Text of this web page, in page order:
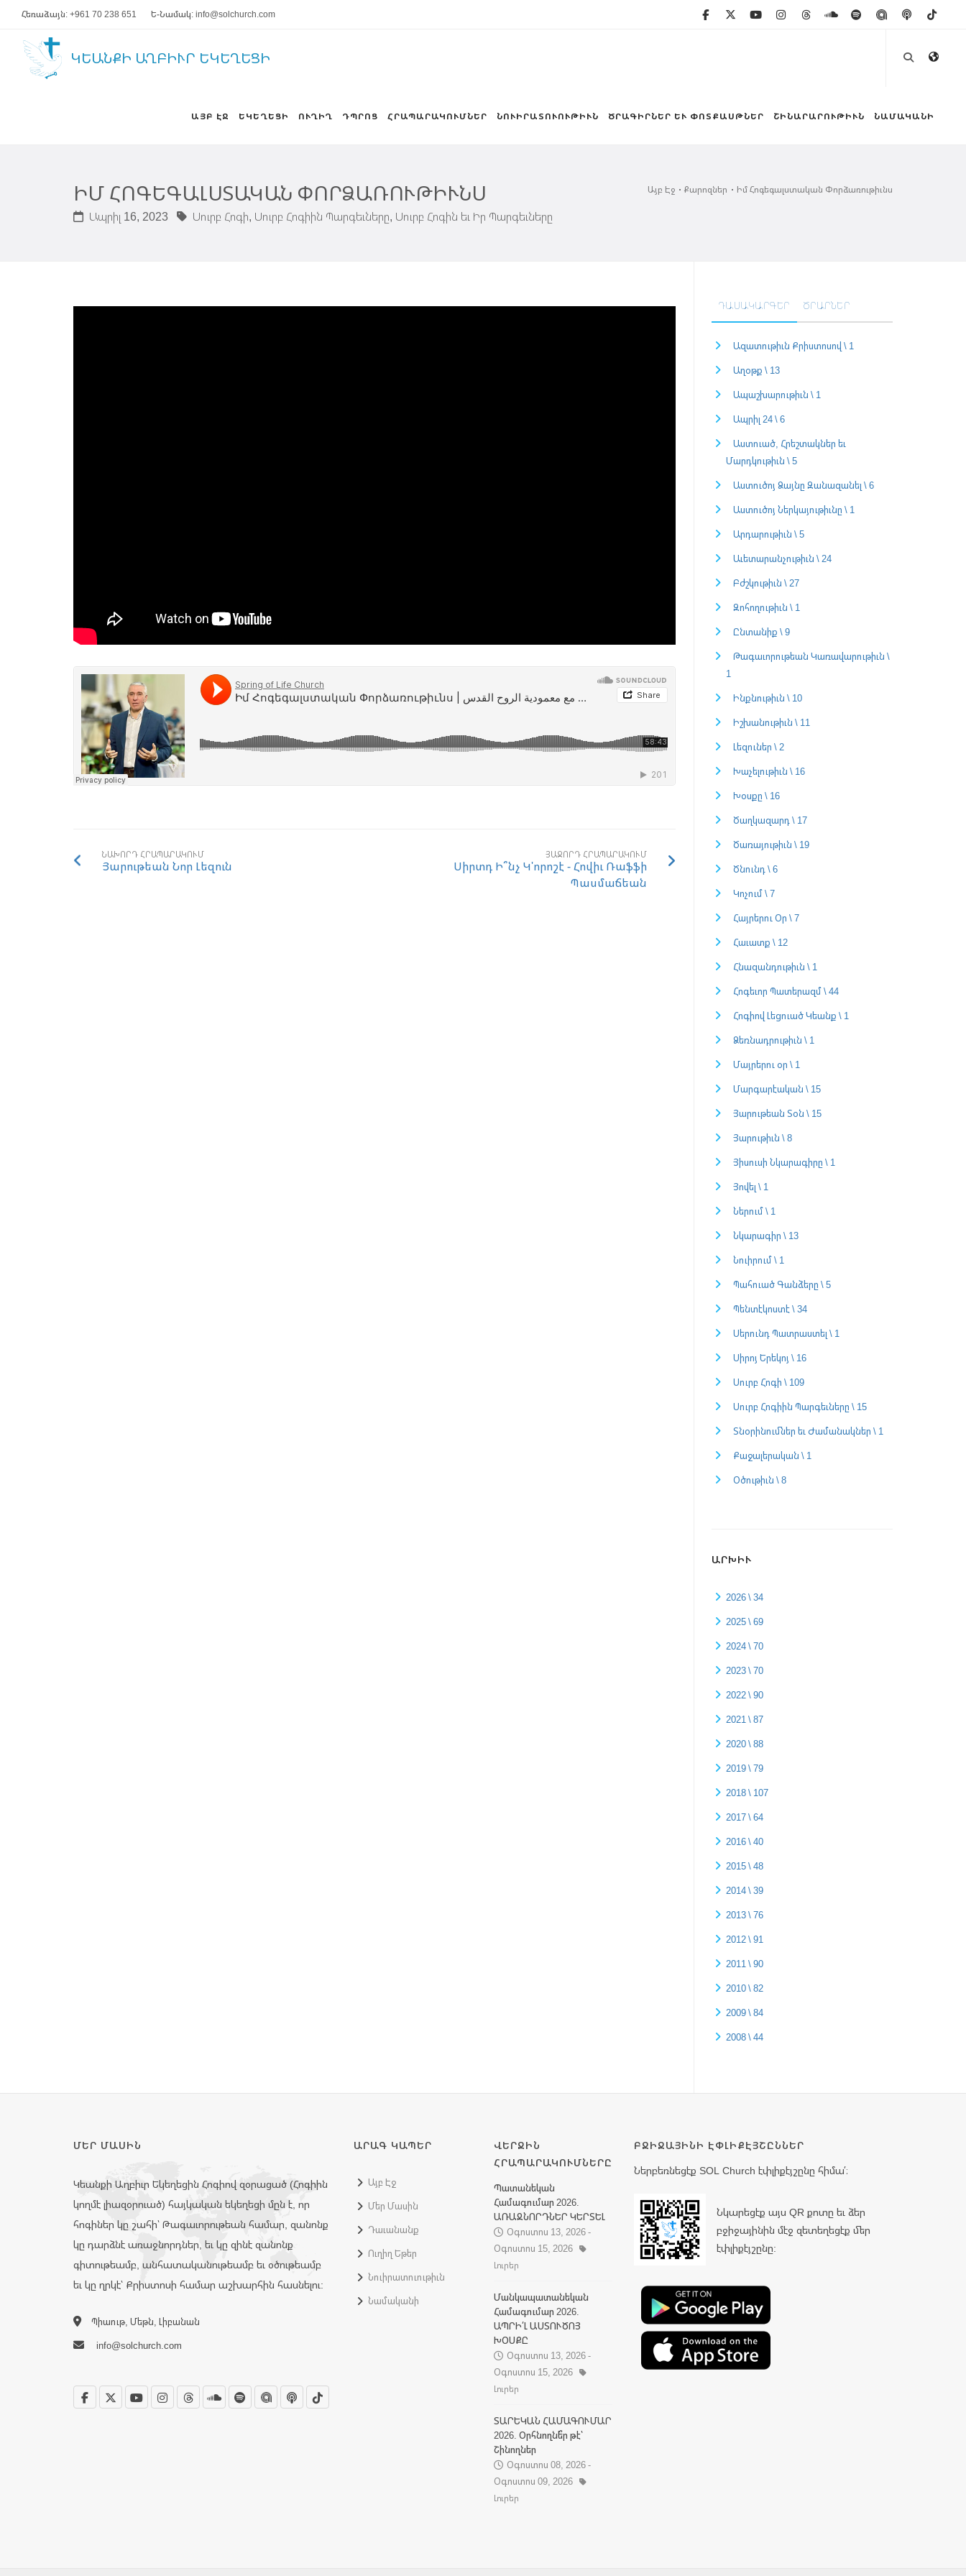
Հեռաձայն: +961 70 238 651 Ե-Նամակ: info@solchurch.com
ԿԵԱՆՔԻ ԱՂԲԻՒՐ ԵԿԵՂԵՑԻ
ԱՅԲ ԷՋ ԵԿԵՂԵՑԻ ՈՒՂԻՂ ԴՊՐՈՑ ՀՐԱՊԱՐԱԿՈՒՄՆԵՐ ՆՈՒԻՐԱՏՈՒՈՒԹԻՒՆ ԾՐԱԳԻՐՆԵՐ ԵՒ ՓՈՏՔԱՍԹՆԵՐ ՇԻՆԱՐԱՐՈՒԹԻՒՆ ՆԱՄԱԿԱՆԻ
Այբ Էջ Քարոզներ Իմ Հոգեգալստական Փորձառութիւնս
ԻՄ ՀՈԳԵԳԱԼՍՏԱԿԱՆ ՓՈՐՁԱՌՈՒԹԻՒՆՍ
Ապրիլ 16, 2023 Սուրբ Հոգի, Սուրբ Հոգիին Պարգեւները, Սուրբ Հոգին եւ Իր Պարգեւները
ՆԱԽՈՐԴ ՀՐԱՊԱՐԱԿՈՒՄ
Յարութեան Նոր Լեզուն
ՅԱՋՈՐԴ ՀՐԱՊԱՐԱԿՈՒՄ
Սիրտդ Ի՞նչ Կ'որոշէ - Հովիւ Ռաֆֆի
Պասմաճեան
ԴԱՍԱԿԱՐԳԵՐ ԾՐԱՐՆԵՐ
Ազատութիւն Քրիստոսով \ 1
Աղօթք \ 13
Ապաշխարութիւն \ 1
Ապրիլ 24 \ 6
Աստուած, Հրեշտակներ եւ
Մարդկութիւն \ 5
Աստուծոյ Ձայնը Զանազանել \ 6
Աստուծոյ Ներկայութիւնը \ 1
Արդարութիւն \ 5
Աւետարանչութիւն \ 24
Բժշկութիւն \ 27
Զոհողութիւն \ 1
Ընտանիք \ 9
Թագաւորութեան Կառավարութիւն \
1
Ինքնութիւն \ 10
Իշխանութիւն \ 11
Լեզուներ \ 2
Խաչելութիւն \ 16
Խօսքը \ 16
Ծաղկազարդ \ 17
Ծառայութիւն \ 19
Ծնունդ \ 6
Կոչում \ 7
Հայրերու Օր \ 7
Հաւատք \ 12
Հնազանդութիւն \ 1
Հոգեւոր Պատերազմ \ 44
Հոգիով Լեցուած Կեանք \ 1
Ձեռնադրութիւն \ 1
Մայրերու օր \ 1
Մարգարէական \ 15
Յարութեան Տօն \ 15
Յարութիւն \ 8
Յիսուսի Նկարագիրը \ 1
Յովել \ 1
Ներում \ 1
Նկարագիր \ 13
Նուիրում \ 1
Պահուած Գանձերը \ 5
Պենտէկոստէ \ 34
Սերունդ Պատրաստել \ 1
Սիրոյ Երեկոյ \ 16
Սուրբ Հոգի \ 109
Սուրբ Հոգիին Պարգեւները \ 15
Տնօրինումներ եւ Ժամանակներ \ 1
Քաջալերական \ 1
Օծութիւն \ 8
ԱՐԽԻՒ
2026 \ 34
2025 \ 69
2024 \ 70
2023 \ 70
2022 \ 90
2021 \ 87
2020 \ 88
2019 \ 79
2018 \ 107
2017 \ 64
2016 \ 40
2015 \ 48
2014 \ 39
2013 \ 76
2012 \ 91
2011 \ 90
2010 \ 82
2009 \ 84
2008 \ 44
ՄԵՐ ՄԱՍԻՆ
Կեանքի Աղբիւր Եկեղեցին Հոգիով զօրացած (Հոգիին
կողմէ լիազօրուած) հայկական եկեղեցի մըն է, որ
հոգիներ կը շահի՝ Թագաւորութեան համար, զանոնք
կը դարձնէ առաջնորդներ, եւ կը զինէ զանոնք
գիտութեամբ, անհատականութեամբ եւ օծութեամբ
եւ կը ղրկէ՝ Քրիստոսի համար աշխարհին հասնելու:
Պիաութ, Մեթն, Լիբանան
info@solchurch.com
ԱՐԱԳ ԿԱՊԵՐ
Այբ Էջ
Մեր Մասին
Դաւանանք
Ուղիղ Եթեր
Նուիրատուութիւն
Նամականի
ՎԵՐՋԻՆ
ՀՐԱՊԱՐԱԿՈՒՄՆԵՐԸ
Պատանեկան
Համագումար 2026.
ԱՌԱՋՆՈՐԴՆԵՐ ԿԵՐՏԵԼ
Օգոստոս 13, 2026 -
Օգոստոս 15, 2026
Լուրեր
Մանկապատանեկան
Համագումար 2026.
ԱՊՐԻ՛Լ ԱՍՏՈՒԾՈՅ
ԽՕՍՔԸ
Օգոստոս 13, 2026 -
Օգոստոս 15, 2026
Լուրեր
ՏԱՐԵԿԱՆ ՀԱՄԱԳՈՒՄԱՐ
2026. Օրհնողնե՞ր թէ՝
Շինողներ
Օգոստոս 08, 2026 -
Օգոստոս 09, 2026
Լուրեր
ԲՋԻՋԱՅԻՆԻ ԷՓԼԻՔԷՅՇԸՆՆԵՐ
Ներբեռնեցէք SOL Church էփլիքէյշընը հիմա՛։
Նկարեցէք այս QR քոտը եւ ձեր
բջիջայինին մէջ զետեղեցէք մեր
էփլիքէյշընը: